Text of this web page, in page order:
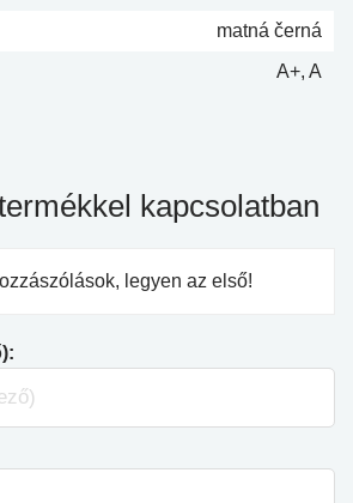
matná černá
A+, A
kapcsolatban
legyen az első!